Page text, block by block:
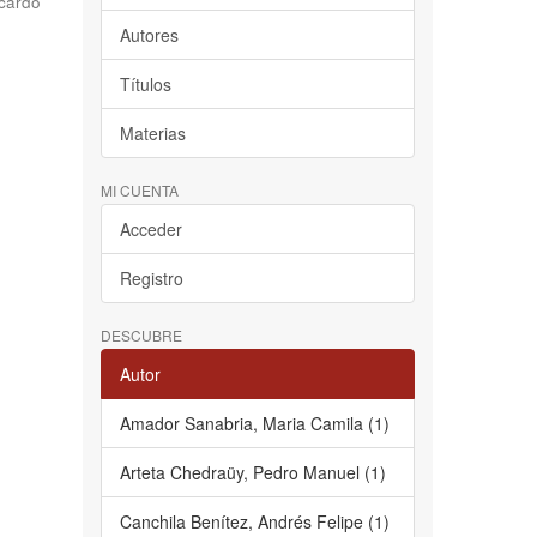
Autores
Títulos
Materias
MI CUENTA
Acceder
Registro
DESCUBRE
Autor
Amador Sanabria, Maria Camila (1)
Arteta Chedraüy, Pedro Manuel (1)
Canchila Benítez, Andrés Felipe (1)